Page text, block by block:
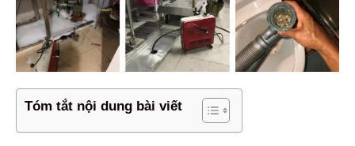
Tóm tắt nội dung bài viết